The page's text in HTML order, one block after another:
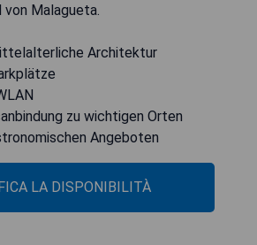
Malagueta.
Architektur
zu wichtigen Orten
Angeboten
LA DISPONIBILITÀ